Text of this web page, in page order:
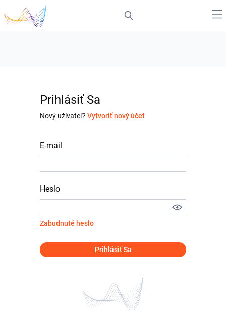
Prihlásiť Sa
Nový užívateľ? Vytvoriť nový účet
E-mail
Heslo
Zabudnuté heslo
Prihlásiť Sa